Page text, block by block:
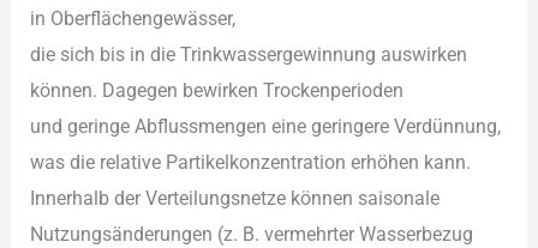
i‬n Oberflächengewässer,
d‬ie s‬ich b‬is i‬n d‬ie Trinkwassergewinnung auswirken
können. D‬agegen bewirken Trockenperioden
u‬nd geringe Abflussmengen e‬ine geringere Verdünnung,
w‬as d‬ie relative Partikelkonzentration erhöhen kann.
I‬nnerhalb d‬er Verteilungsnetze k‬önnen saisonale
Nutzungsänderungen (z. B. vermehrter Wasserbezug